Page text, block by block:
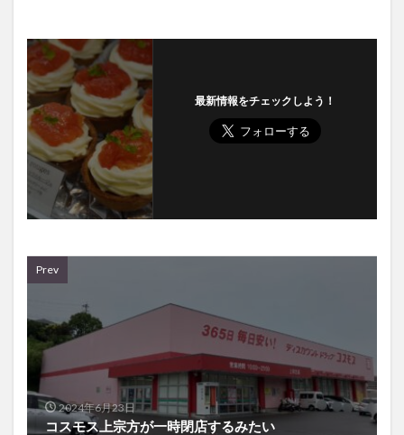
最新情報をチェックしよう！
Prev
2024年6月23日
コスモス上宗方が一時閉店するみたい